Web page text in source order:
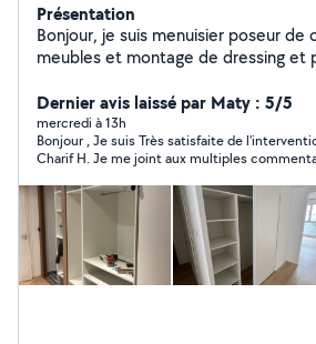
Présentation
Bonjour, je suis menuisier poseur de
meubles et montage de dressing et
week-end.
Dernier avis laissé par Maty : 5/5
mercredi à 13h
Bonjour , Je suis Très satisfaite de
Charif H. Je me joint aux multiples commentaires déjà
rapidité, minutie, et concentration sur ce
sa grande disponibilité, et arrangements. Je ferais encor appel
à lui en cas de besoin . Merci à Lui pour tout